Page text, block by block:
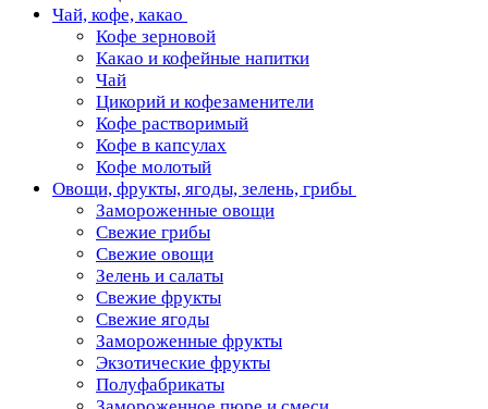
Чай, кофе, какао
Кофе зерновой
Какао и кофейные напитки
Чай
Цикорий и кофезаменители
Кофе растворимый
Кофе в капсулах
Кофе молотый
Овощи, фрукты, ягоды, зелень, грибы
Замороженные овощи
Свежие грибы
Свежие овощи
Зелень и салаты
Свежие фрукты
Свежие ягоды
Замороженные фрукты
Экзотические фрукты
Полуфабрикаты